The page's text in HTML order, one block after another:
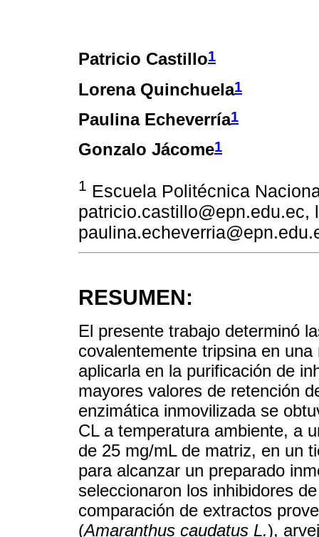
Patricio Castillo1
Lorena Quinchuela1
Paulina Echeverría1
Gonzalo Jácome1
1 Escuela Politécnica
patricio.castillo@epn.edu.ec,
RESUMEN:
El presente trabajo determinó
covalentemente tripsina en
aplicarla en la purificación de
mayores valores de retención
enzimática inmovilizada se
CL a temperatura ambiente, a
de 25 mg/mL de matriz, en un
para alcanzar un preparado
seleccionaron los inhibidores
comparación de extractos
(Amaranthus caudatus L.),